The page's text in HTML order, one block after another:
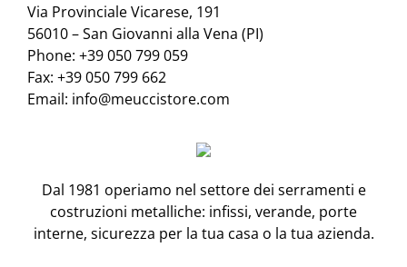
Via Provinciale Vicarese, 191
56010 – San Giovanni alla Vena (PI)
Phone: +39 050 799 059
Fax: +39 050 799 662
Email: info@meuccistore.com
Dal 1981 operiamo nel settore dei serramenti e
costruzioni metalliche: infissi, verande, porte
interne, sicurezza per la tua casa o la tua azienda.